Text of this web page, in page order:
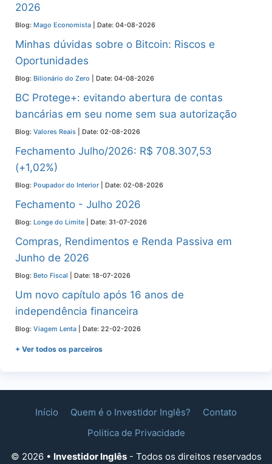
2026
Blog: Mago Economista Date: 04-08-2026
Minhas dúvidas sobre o Bitcoin: Riscos e
Oportunidades
Blog: Bilionário do Zero Date: 04-08-2026
BC Protege+: evitando abertura de contas
bancárias em seu nome sem sua autorização
Blog: Valores Reais Date: 02-08-2026
Fechamento Julho/2026: R$ 708.307,53
(+1,02%)
Blog: Poupador do Interior Date: 02-08-2026
Fechamento - Julho 2026
Blog: Longe do Limite Date: 31-07-2026
Compras, Rendimentos e Renda Passiva em
Junho de 2026
Blog: Beto Fiscal Date: 18-07-2026
Um novo capítulo após 16 anos de
independência financeira
Blog: Viagem Lenta Date: 22-02-2026
+ Ver todos os parceiros
Início Quem é o Investidor Inglês?
Contato
Politica de Privacidade
© 2026 • Investidor Inglês- Todos os direitos reservados